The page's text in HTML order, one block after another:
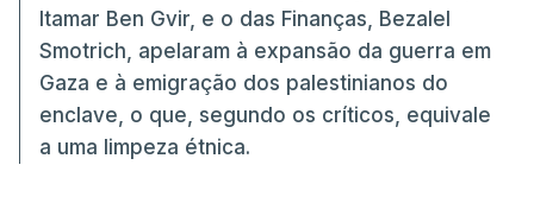
Itamar Ben Gvir, e o das Finanças, Bezalel
Smotrich, apelaram à expansão da guerra em
Gaza e à emigração dos palestinianos do
enclave, o que, segundo os críticos, equivale
a uma limpeza étnica.